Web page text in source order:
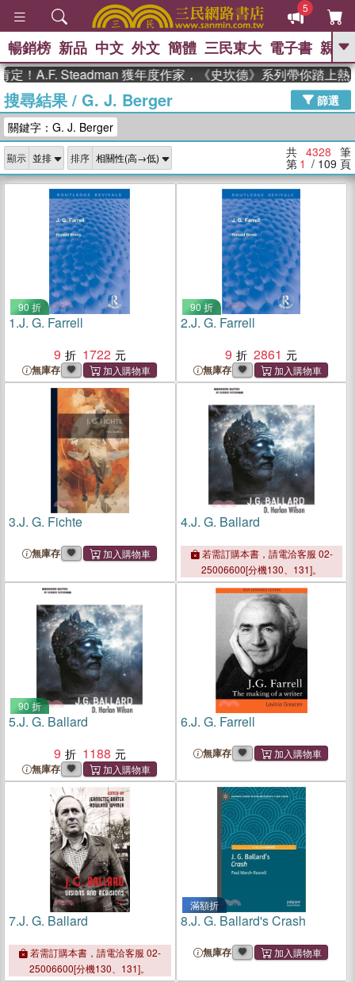
5
GO
熱搜： 高希均教授回憶錄
、 The Odyssey 、 父親節 、 如果歷
獎 臺灣漫遊錄 、 方念華 、 台灣的李
登輝時代
數學女孩：黎曼猜想 、
偉大的迷走神經
暢銷榜 新品 中文 外文 簡體 三民東大 電子書 親子
Steadman 獲年度作家，《史坎德》系列帶你踏上熱血奇幻
搜尋結果/ G. J. Berger
篩選
關鍵字：G. J. Berger
顯示 排序 共 4328 筆
第 1 / 109 頁
90 折
1.J. G. Farrell
9
1722
無庫存
90 折
2.J. G. Farrell
9
2861
無庫存
3.J. G. Fichte
無庫存
4.J. G. Ballard
若需訂購本書，請電洽客服 02-
25006600[分機130、131]。
90 折
5.J. G. Ballard
9
1188
無庫存
6.J. G. Farrell
無庫存
7.J. G. Ballard
若需訂購本書，請電洽客服 02-
25006600[分機130、131]。
滿額折
8.J. G. Ballard's Crash
無庫存